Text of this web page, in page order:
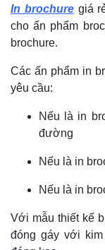
In brochuregiá
cho ấn phẩm
brochure.
Các ấn phẩm in
yêu cầu:
Nếu là in
đường
Nếu là in
Nếu là in
Với mẫu thiết kế
đóng gáy với